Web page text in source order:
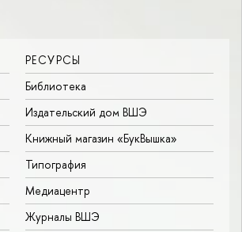
РЕСУРСЫ
Библиотека
Издательский дом ВШЭ
Книжный магазин «БукВышка»
Типография
Медиацентр
Журналы ВШЭ